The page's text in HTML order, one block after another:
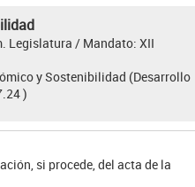
Legislatura / Mandato: XII
y Sostenibilidad (Desarrollo
)
si procede, del acta de la